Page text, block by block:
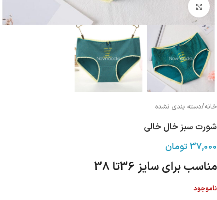
بزرگنمایی تصویر
خانه/دسته بندی نشده
شورت سبز خال خالی
37,000 تومان
مناسب برای سایز 36تا 38
ناموجود